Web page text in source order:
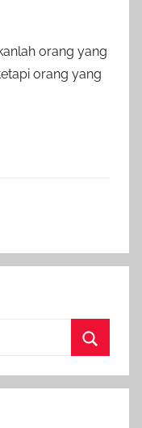
orang yang
orang yang